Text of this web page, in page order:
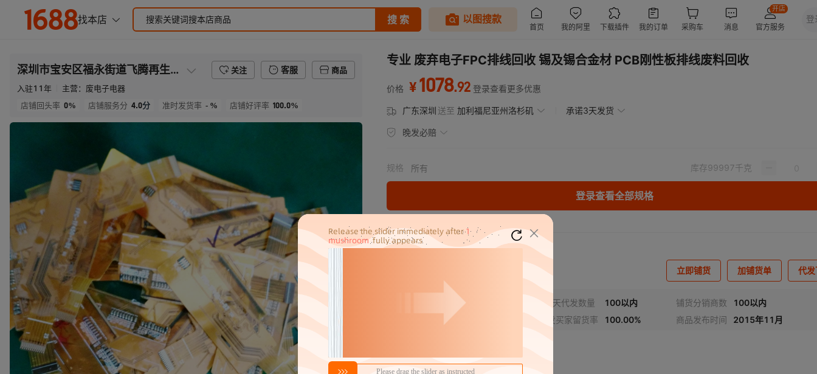
深圳市宝安区福永街道飞腾再生资源回收站 关注 客服
商品
入驻11年 主营： 废电子电器
店铺回头率 0% 店铺服务分 4.0分 准时发货率 - % 店铺好评率 100.0%
专业 废弃电子FPC排线回收 锡及锡合金材 PCB刚性板排线废料回收
价格 ¥1078.92 登录查看更多优惠
广东深圳 送至 加利福尼亚州洛杉矶 承诺3天发货
晚发必赔
规格 所有 库存99997千克
登录查看全部规格
分销代发
立即铺货 加铺货单 代
近7天代发数量 100以内 铺货分销商数
100以内
代发品质达标率
代发买家留货率 100.00% 商品发布时间 2015年11月